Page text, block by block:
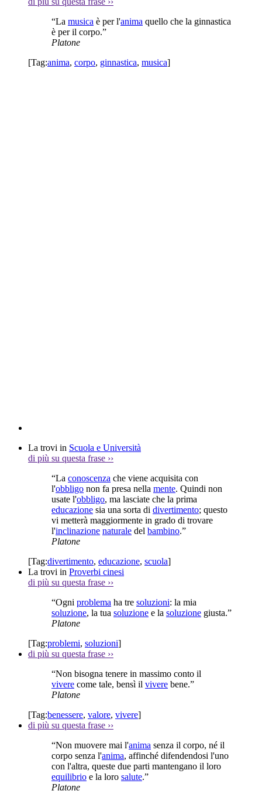
“La musica è per l'anima quello che la ginnastica
è per il corpo.”
Platone
[Tag:anima, corpo, ginnastica, musica]
La trovi in Scuola e Università
di più su questa frase ››
“La conoscenza che viene acquisita con
l'obbligo non fa presa nella mente. Quindi non
usate l'obbligo, ma lasciate che la prima
educazione sia una sorta di divertimento; questo
vi metterà maggiormente in grado di trovare
l'inclinazione naturale del bambino.”
Platone
[Tag:divertimento, educazione, scuola]
La trovi in Proverbi cinesi
di più su questa frase ››
“Ogni problema ha tre soluzioni: la mia
soluzione, la tua soluzione e la soluzione giusta.”
Platone
[Tag:problemi, soluzioni]
di più su questa frase ››
“Non bisogna tenere in massimo conto il
vivere come tale, bensì il vivere bene.”
Platone
[Tag:benessere, valore, vivere]
di più su questa frase ››
“Non muovere mai l'anima senza il corpo, né il
corpo senza l'anima, affinché difendendosi l'uno
con l'altra, queste due parti mantengano il loro
equilibrio e la loro salute.”
Platone